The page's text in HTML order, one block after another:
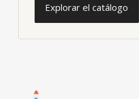
Explorar el catálogo